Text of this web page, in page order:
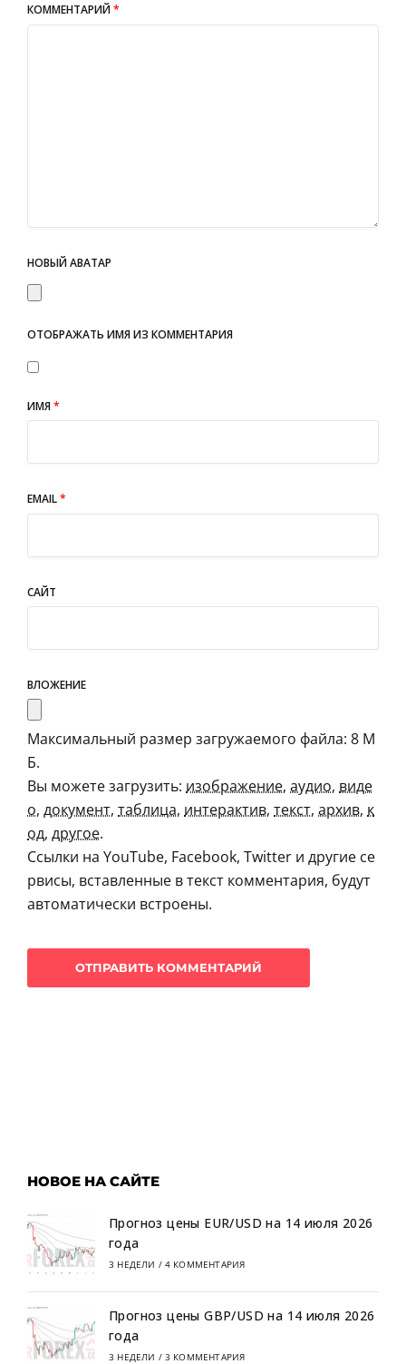
КОММЕНТАРИЙ*
НОВЫЙ АВАТАР
ОТОБРАЖАТЬ ИМЯ ИЗ КОММЕНТАРИЯ
ИМЯ*
EMAIL*
САЙТ
ВЛОЖЕНИЕ
Максимальный размер загружаемого файла: 8 М
Б.
Вы можете загрузить: изображение, аудио, виде
о, документ, таблица, интерактив, текст, архив, к
од, другое.
Ссылки на YouTube, Facebook, Twitter и другие се
рвисы, вставленные в текст комментария, будут
автоматически встроены.
НОВОЕ НА САЙТЕ
Прогноз цены EUR/USD на 14 июля 2026
года
3 НЕДЕЛИ / 4 КОММЕНТАРИЯ
Прогноз цены GBP/USD на 14 июля 2026
года
3 НЕДЕЛИ / 3 КОММЕНТАРИЯ